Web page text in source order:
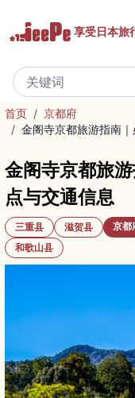
享受日本旅
首页 / 京都府
/ 金阁寺京都旅游指南
金阁寺京都旅
点与交通信息
三重县 滋贺县 京都
和歌山县